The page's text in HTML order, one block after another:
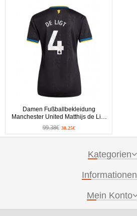
Damen Fußballbekleidung
Manchester United Matthijs de Ligt
#4 3rd Trikot 2025-26 Kurzarm
99.38€ 30.25€
Kategorien
Informationen
Mein Konto